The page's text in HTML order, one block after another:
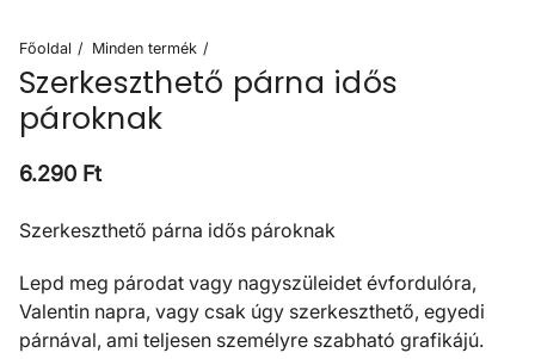
Főoldal Minden termék
Szerkeszthető párna idős
pároknak
Normál ár
6.290 Ft
Szerkeszthető párna idős pároknak
Lepd meg párodat vagy nagyszüleidet évfordulóra,
Valentin napra, vagy csak úgy szerkeszthető, egyedi
párnával, ami teljesen személyre szabható grafikájú.